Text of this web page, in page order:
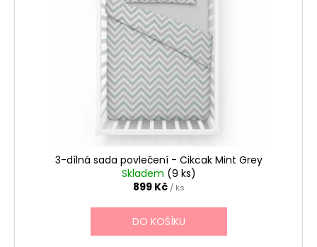
3-dílná sada povlečení - Cikcak Mint Grey
Skladem (9 ks)
899 Kč / ks
DO KOŠÍKU